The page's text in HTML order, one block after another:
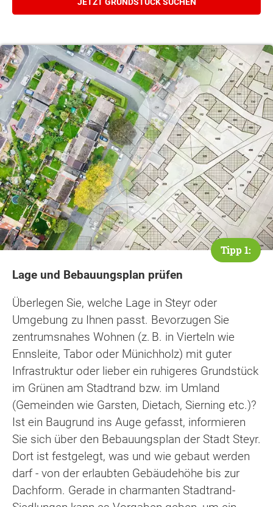
Tipp 1:
Lage und Bebauungsplan prüfen
Überlegen Sie, welche Lage in Steyr oder
Umgebung zu Ihnen passt. Bevorzugen Sie
zentrumsnahes Wohnen (z. B. in Vierteln wie
Ennsleite, Tabor oder Münichholz) mit guter
Infrastruktur oder lieber ein ruhigeres Grundstück
im Grünen am Stadtrand bzw. im Umland
(Gemeinden wie Garsten, Dietach, Sierning etc.)?
Ist ein Baugrund ins Auge gefasst, informieren
Sie sich über den Bebauungsplan der Stadt Steyr.
Dort ist festgelegt, was und wie gebaut werden
darf - von der erlaubten Gebäudehöhe bis zur
Dachform. Gerade in charmanten Stadtrand-